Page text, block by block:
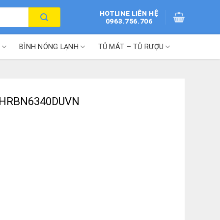
HOTLINE LIÊN HỆ
0963.756.706
BÌNH NÓNG LẠNH TỦ MÁT – TỦ RƯỢU